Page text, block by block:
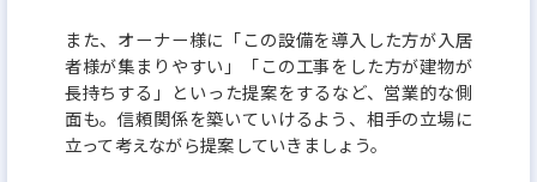
また、オーナー様に「この設備を導入した方が入居
者様が集まりやすい」「この工事をした方が建物が
長持ちする」といった提案をするなど、営業的な側
面も。信頼関係を築いていけるよう、相手の立場に
立って考えながら提案していきましょう。